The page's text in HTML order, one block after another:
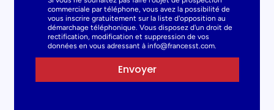
commerciale par téléphone, vous avez la possibilité de
vous inscrire gratuitement sur la liste d'opposition au
démarchage téléphonique. Vous disposez d'un droit de
rectification, modification et suppression de vos
données en vous adressant à info@francesst.com.
Envoyer